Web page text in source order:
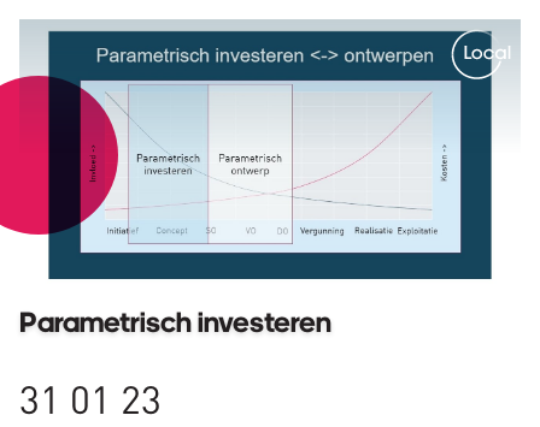
Parametrisch investeren
31 01 23